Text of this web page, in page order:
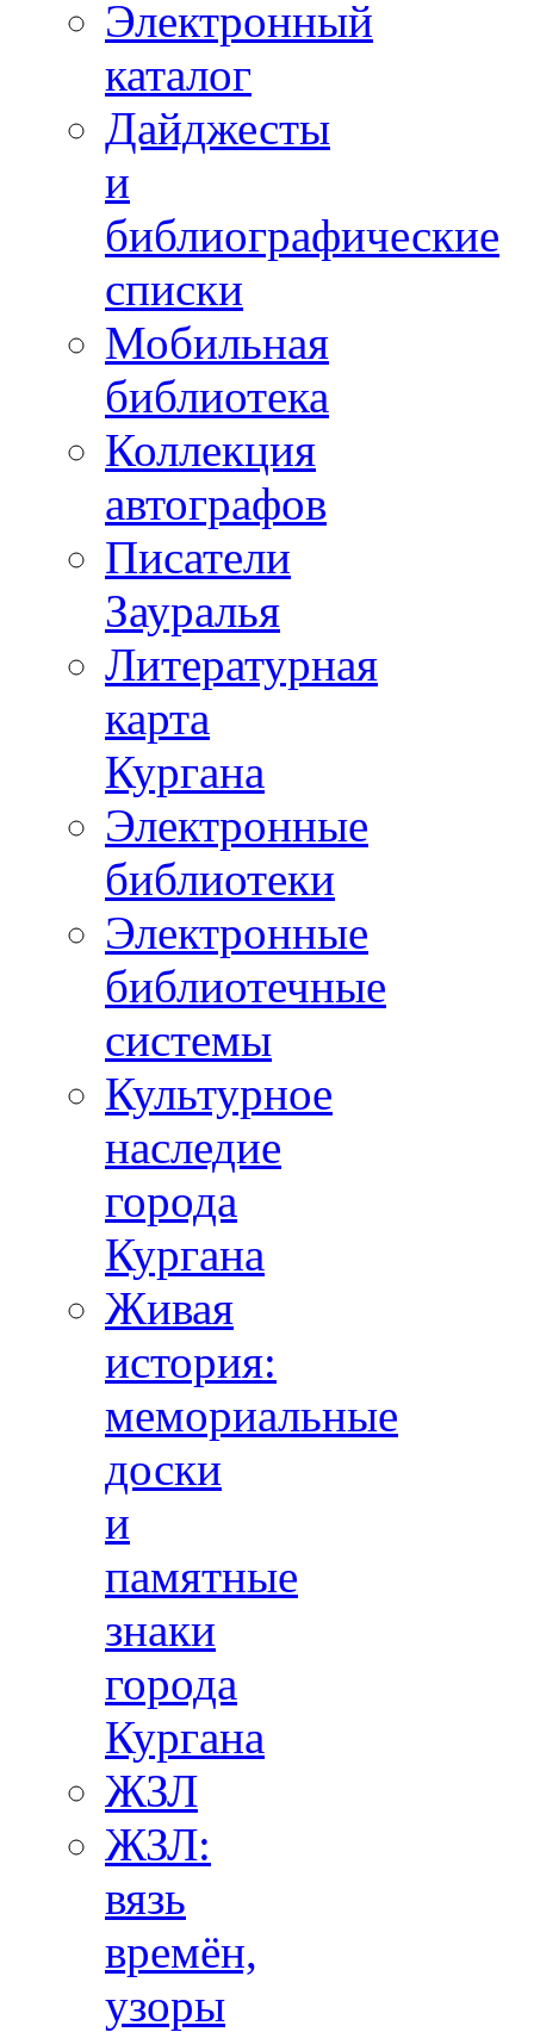
Электронный
каталог
Дайджесты
и
библиографические
списки
Мобильная
библиотека
Коллекция
автографов
Писатели
Зауралья
Литературная
карта
Кургана
Электронные
библиотеки
Электронные
библиотечные
системы
Культурное
наследие
города
Кургана
Живая
история:
мемориальные
доски
и
памятные
знаки
города
Кургана
ЖЗЛ
ЖЗЛ:
вязь
времён,
узоры